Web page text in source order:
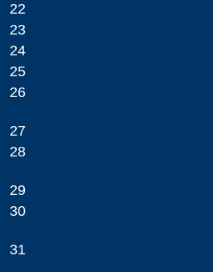
22
23
24
25
26
27
28
29
30
31